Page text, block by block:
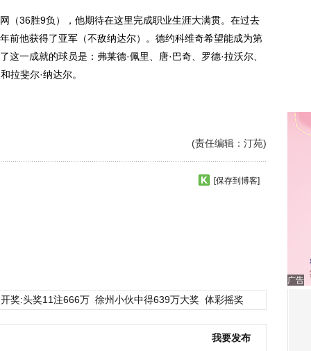
36胜9负），他期待在这里完成职业生涯大满贯。在过去
前他获得了亚军（不敌纳达尔）。德约科维奇希望能成为第
一成就的球员是：弗莱德·佩里、唐·巴奇、罗德·拉沃尔、
拉斐尔·纳达尔。
(责任编辑：汀苑)
[保存到博客]
奖:头奖11注666万 徐州小伙中得639万大奖 体彩摇奖
我要发布
广告